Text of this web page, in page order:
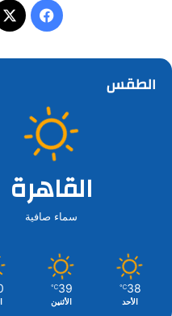
الطقس
القاهرة
سماء صافية
38
℃
الأحد
39
℃
الأثنين